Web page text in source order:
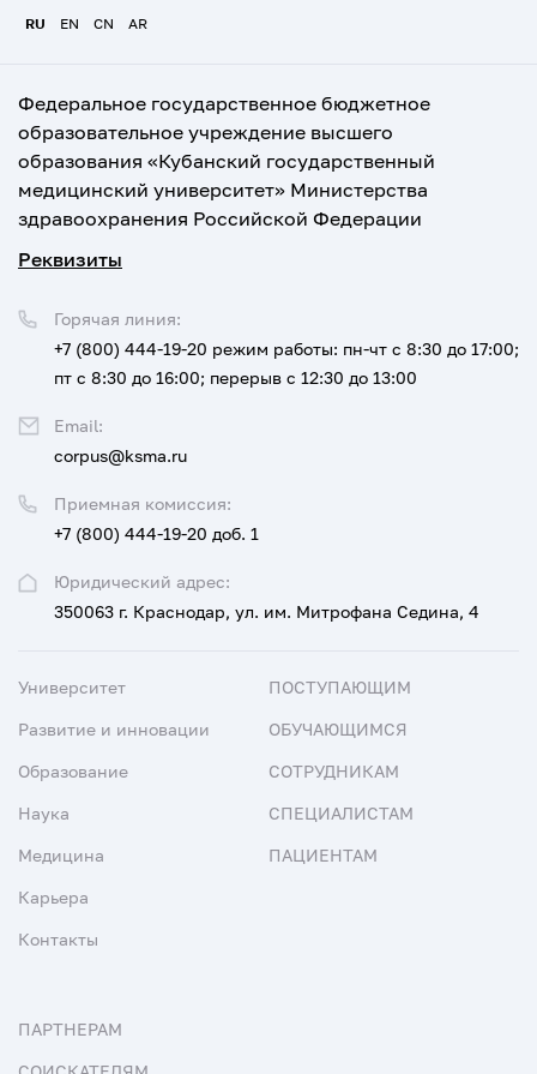
RU EN CN AR
Федеральное государственное бюджетное
образовательное учреждение высшего
образования «Кубанский государственный
медицинский университет» Министерства
здравоохранения Российской Федерации
Реквизиты
Юридический адрес:
350063 г. Краснодар, ул. им. Митрофана Седина, 4
Приемная комиссия:
+7 (800) 444-19-20 доб. 1
Горячая линия:
+7 (800) 444-19-20 режим работы: пн-чт с 8:30 до 17:00;
пт с 8:30 до 16:00; перерыв с 12:30 до 13:00
Email:
corpus@ksma.ru
Университет
Развитие и инновации
Образование
Наука
Медицина
Карьера
Контакты
ПОСТУПАЮЩИМ
ОБУЧАЮЩИМСЯ
СОТРУДНИКАМ
СПЕЦИАЛИСТАМ
ПАЦИЕНТАМ
ПАРТНЕРАМ